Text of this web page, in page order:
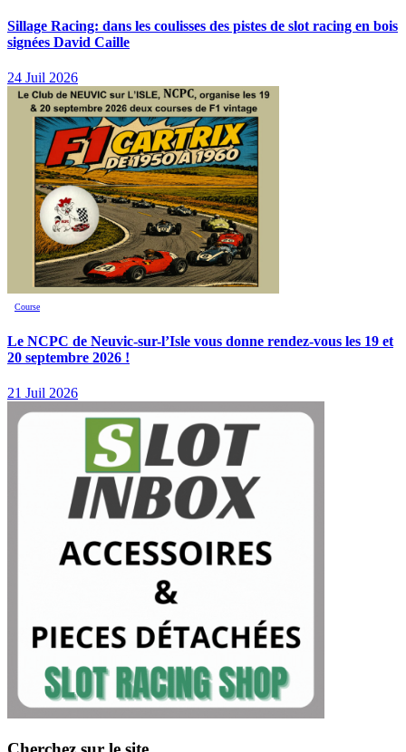
Sillage Racing: dans les coulisses des pistes de slot racing en bois
signées David Caille
24 Juil 2026
Course
Le NCPC de Neuvic-sur-l’Isle vous donne rendez-vous les 19 et
20 septembre 2026 !
21 Juil 2026